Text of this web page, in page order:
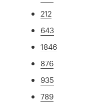
212
643
1846
876
935
789